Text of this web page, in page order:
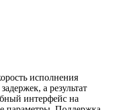
исполнения
а результат
интерфейс на